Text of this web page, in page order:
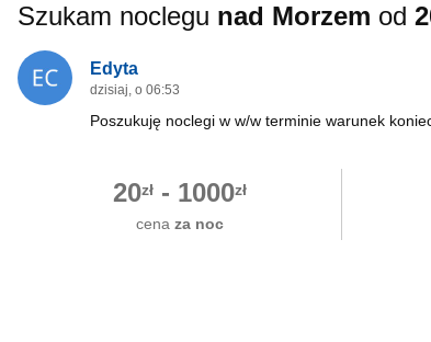
Szukam noclegu nad Morzem od
Edyta
dzisiaj, o 06:53
Poszukuję noclegi w w/w terminie warunek
20zł- 1000zł
cena za noc